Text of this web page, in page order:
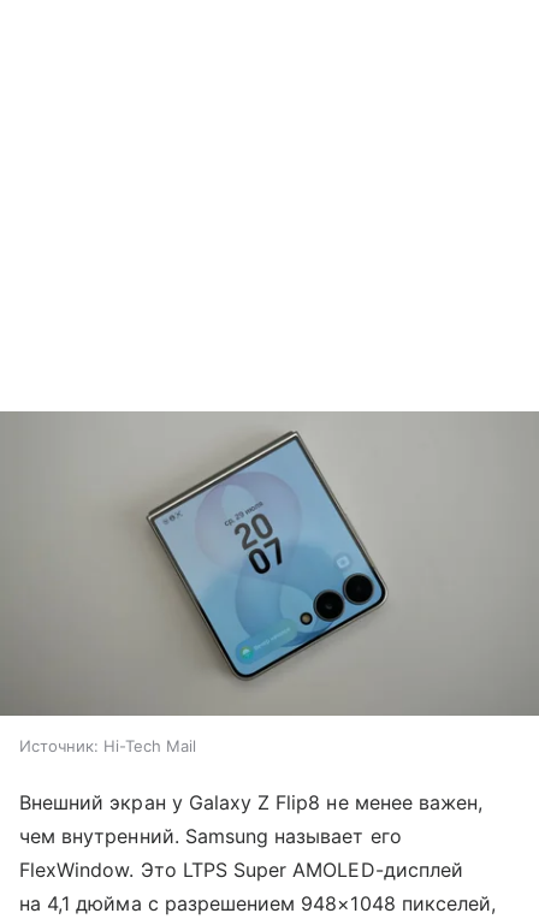
Источник: Hi-Tech Mail
Внешний экран у Galaxy Z Flip8 не менее важен,
чем внутренний. Samsung называет его
FlexWindow. Это LTPS Super AMOLED-дисплей
на 4,1 дюйма с разрешением 948×1048 пикселей,